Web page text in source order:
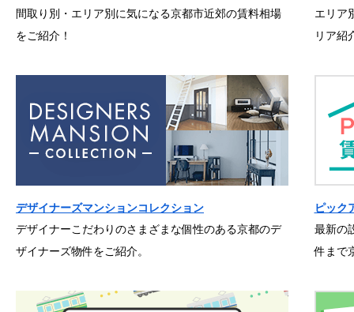
間取り別・エリア別に気になる京都市近郊の賃料相場
をご紹介！
エリア
リア紹
デザイナーズマンションコレクション
デザイナーこだわりのさまざまな個性のある京都のデ
ザイナーズ物件をご紹介。
ピック
最新の
件まで